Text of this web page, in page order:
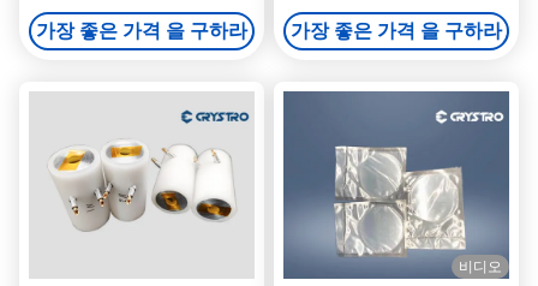
라는 이름은 BBO를 대체 할
수 있습니다.
가장 좋은 가격 을 구하라
40mm 길이
가장 좋은 가격 을 구하라
비디오